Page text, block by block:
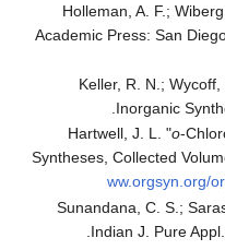
Holleman, A. F.;
Academic Press: San
Keller, R. N.;
Inorganic
Hartwell, J. L. "o-
Syntheses, Collected
ww.orgsyn.org/
Sunandana, C. S.;
Indian J. Pure